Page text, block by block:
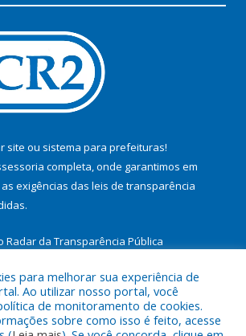
site ou sistema para prefeituras!
completa, onde garantimos em
exigências das leis de transparência
Radar da Transparência Pública
reservados a Prefeitura Municipal de
para melhorar sua experiência de
Ao utilizar nosso portal, você
de monitoramento de cookies.
sobre como isso é feito, acesse